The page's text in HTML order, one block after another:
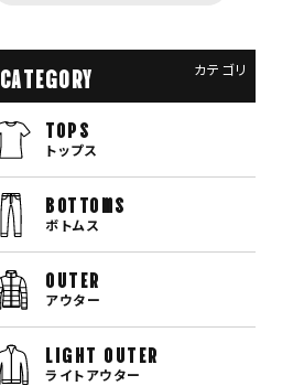
CATEGORY カテゴリ
TOPS
トップス
bottoms
ボトムス
OUTER
アウター
LIGHT OUTER
ライトアウター